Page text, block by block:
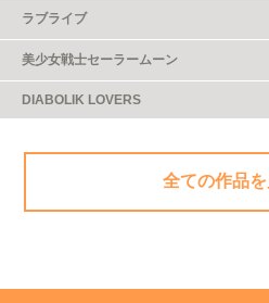
ラブライブ
美少女戦士セーラームーン
DIABOLIK LOVERS
全ての作品